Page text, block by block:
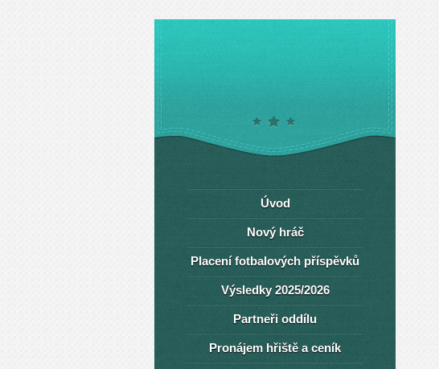
Úvod
Nový hráč
Placení fotbalových příspěvků
Výsledky 2025/2026
Partneři oddílu
Pronájem hřiště a ceník